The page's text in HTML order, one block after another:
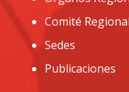
Comité Regional
Sedes
Publicaciones